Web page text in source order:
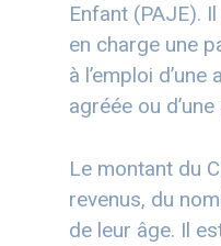
Enfant (PAJE).
en charge une
à l’emploi
agréée ou
Le montant du
revenus, du
de leur âge. Il